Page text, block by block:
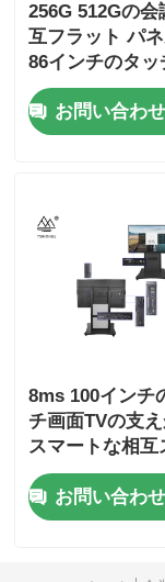
256G 512Gの会
互フラット パ
86インチのタッ
お問い合わ
8ms 100インチ
チ画面TVの支え
スマートな相互
ーン
お問い合わ